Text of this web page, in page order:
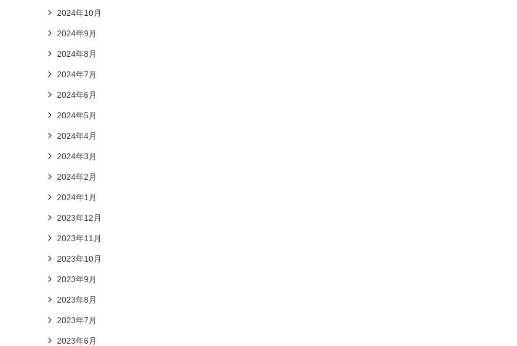
2024年10月
2024年9月
2024年8月
2024年7月
2024年6月
2024年5月
2024年4月
2024年3月
2024年2月
2024年1月
2023年12月
2023年11月
2023年10月
2023年9月
2023年8月
2023年7月
2023年6月